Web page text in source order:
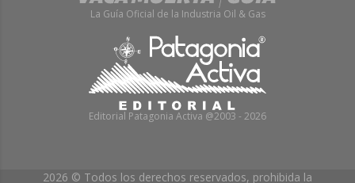
La Guía Oficial de la Industria Oil & Gas
Editorial Patagonia Activa @2003 - 2026
2026 © Todos los derechos reservados, prohibida la